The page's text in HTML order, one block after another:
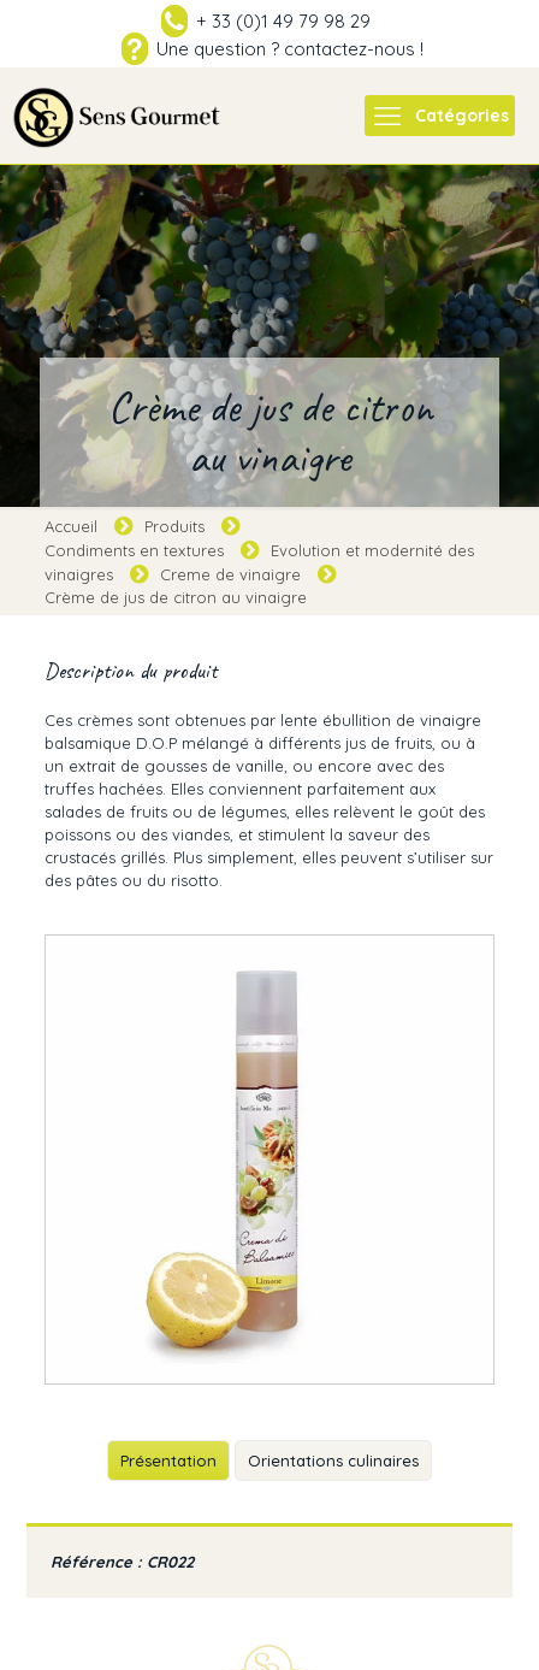
+ 33 (0)1 49 79 98 29
Une question ? contactez-nous !
Catégories
Crème de jus de citron
au vinaigre
Accueil
Produits
Condiments en textures
Evolution et modernité des
vinaigres
Creme de vinaigre
Crème de jus de citron au vinaigre
Description du produit
Ces crèmes sont obtenues par lente ébullition de vinaigre
balsamique D.O.P mélangé à différents jus de fruits, ou à
un extrait de gousses de vanille, ou encore avec des
truffes hachées. Elles conviennent parfaitement aux
salades de fruits ou de légumes, elles relèvent le goût des
poissons ou des viandes, et stimulent la saveur des
crustacés grillés. Plus simplement, elles peuvent s’utiliser sur
des pâtes ou du risotto.
Présentation Orientations culinaires
Référence : CR022